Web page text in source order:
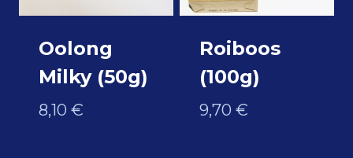
Oolong
Milky (50g)
8,10 €
Roiboos
(100g)
9,70 €